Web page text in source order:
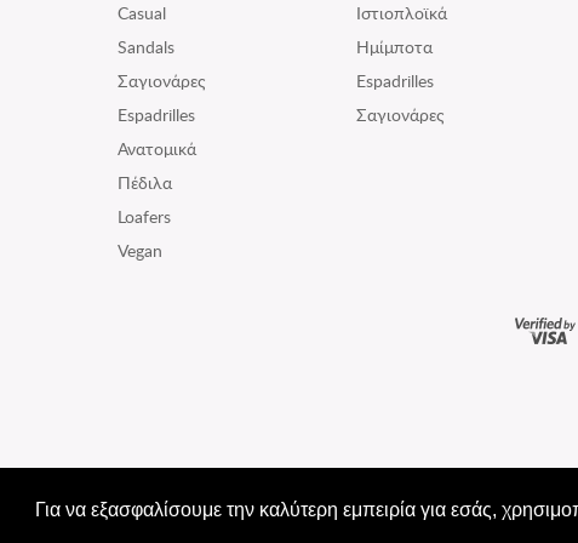
Για να εξασφαλίσουμε την καλύτερη εμπειρία για εσάς,
Casual
Sandals
Σαγιονάρες
Espadrilles
Ανατομικά
Πέδιλα
Loafers
Vegan
Ιστιοπλοϊκά
Ημίμποτα
Espadrilles
Σαγιονάρες